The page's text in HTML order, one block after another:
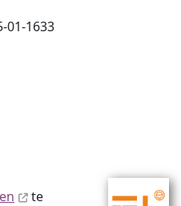
01-1633
te